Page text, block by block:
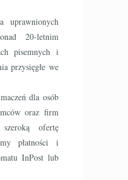
20-letnim
pisemnych i
przysięgłe we
dla osób
oraz firm
ofertę
płatności i
InPost lub